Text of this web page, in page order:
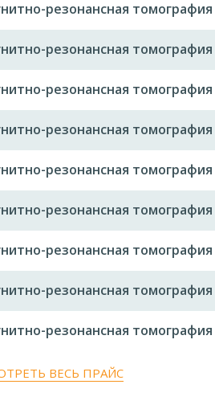
резонансная
резонансная
резонансная
резонансная
резонансная томография
резонансная
резонансная
резонансная
резонансная
ВЕСЬ ПРАЙС